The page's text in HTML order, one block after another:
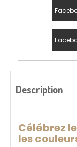
Description
Célébrez
les